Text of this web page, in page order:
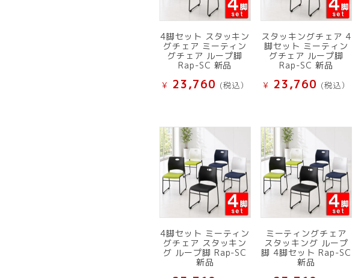
4脚セット スタッキン
グチェア ミーティン
グチェア ループ脚
Rap-SC 新品
¥ 23,760 (税込）
スタッキングチェア 4
脚セット ミーティン
グチェア ループ脚
Rap-SC 新品
¥ 23,760 (税込）
4脚セット ミーティン
グチェア スタッキン
グ ループ脚 Rap-SC
新品
ミーティングチェア
スタッキング ループ
脚 4脚セット Rap-SC
新品